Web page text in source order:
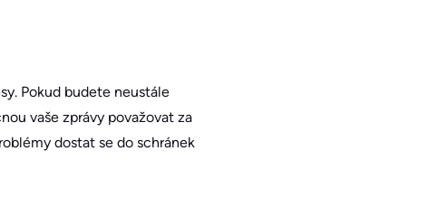
Pokud budete neustále
vaše zprávy považovat za
dostat se do schránek